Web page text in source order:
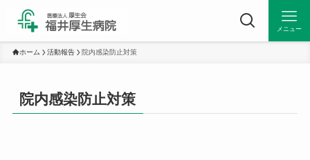
メニュー
ホーム 活動報告 院内感染防止対策
院内感染防止対策